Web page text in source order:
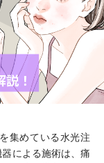
集めている水光注
による施術は、痛